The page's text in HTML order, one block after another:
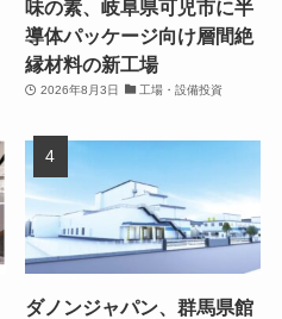
味の素、岐阜県可児市に半
導体パッケージ向け層間絶
縁材料の新工場
2026年8月3日 工場・設備投資
ダノンジャパン、群馬県館